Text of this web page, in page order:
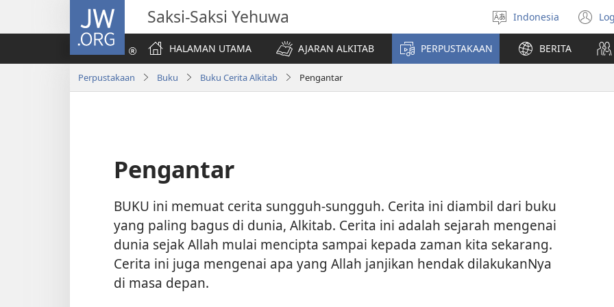
JW.ORG Saksi-Saksi Yehuwa
Pilih
bahasa
Indonesia
di
HALAMAN UTAMA
AJARAN ALKITAB PERPUSTAKAAN BERITA
Perpustakaan Buku Buku Cerita Alkitab Pengantar
Pengantar
BUKU ini memuat cerita sungguh-sungguh. Cerita ini diambil dari buku
yang paling bagus di dunia, Alkitab. Cerita ini adalah sejarah mengenai
dunia sejak Allah mulai mencipta sampai kepada zaman kita sekarang.
Cerita ini juga mengenai apa yang Allah janjikan hendak dilakukanNya
di masa depan.